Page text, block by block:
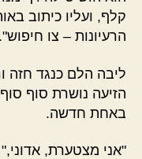
קלף, ועליו כיתוב
הרעיונות – צו חיפוש".
ליבה הלם כנגד חזה
הזיעה נושרת סוף
באחת חדשה.
"אני מצטערת,